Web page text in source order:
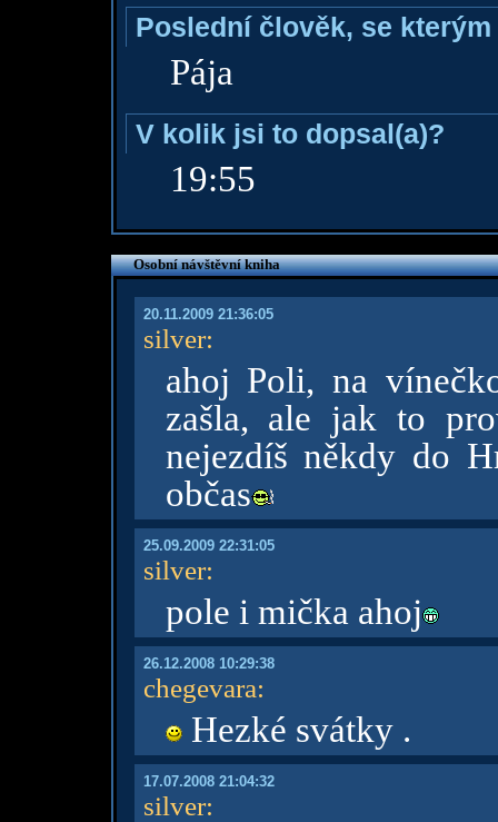
Poslední člověk, se
Pája
V kolik jsi to dopsal(a)?
19:55
Osobní návštěvní kniha
20.11.2009 21:36:05
silver:
ahoj Poli, na
zašla, ale jak to
nejezdíš někdy do
občas
25.09.2009 22:31:05
silver:
pole i mička ahoj
26.12.2008 10:29:38
chegevara:
Hezké svátky .
17.07.2008 21:04:32
silver: